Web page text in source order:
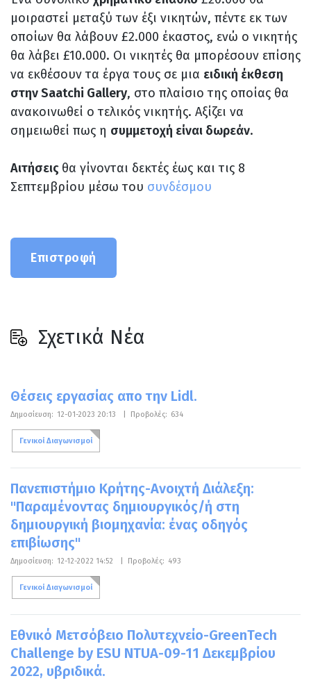
μοιραστεί μεταξύ των έξι νικητών, πέντε εκ των
οποίων θα λάβουν £2.000 έκαστος, ενώ ο νικητής
θα λάβει £10.000. Οι νικητές θα μπορέσουν επίσης
να εκθέσουν τα έργα τους σε μια ειδική έκθεση
στην Saatchi Gallery, στο πλαίσιο της οποίας θα
ανακοινωθεί ο τελικός νικητής. Αξίζει να
σημειωθεί πως η συμμετοχή είναι δωρεάν.
Αιτήσεις θα γίνονται δεκτές έως και τις 8
Σεπτεμβρίου μέσω του συνδέσμου
Επιστροφή
Σχετικά Νέα
Θέσεις εργασίας απο την Lidl.
Δημοσίευση: 12-01-2023 20:13 Προβολές: 634
Γενικοί Διαγωνισμοί
Πανεπιστήμιο Κρήτης-Ανοιχτή Διάλεξη:
"Παραμένοντας δημιουργικός/ή στη
δημιουργική βιομηχανία: ένας οδηγός
επιβίωσης"
Δημοσίευση: 12-12-2022 14:52 Προβολές: 493
Γενικοί Διαγωνισμοί
Εθνικό Μετσόβειο Πολυτεχνείο-GreenTech
Challenge by ESU NTUA-09-11 Δεκεμβρίου
2022, υβριδικά.